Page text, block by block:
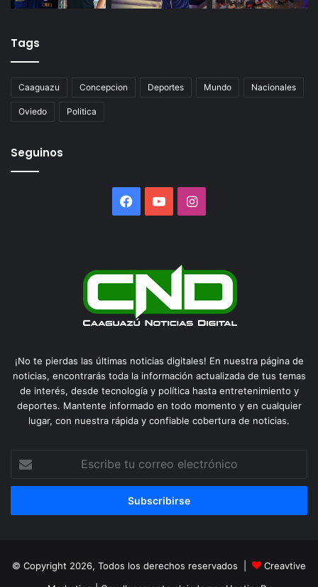
Tags
Caaguazu Concepcion Deportes Mundo Nacionales
Oviedo Politica
Seguinos
Facebook
YouTubeInstagram
¡No te pierdas las últimas noticias digitales! En nuestra página de
noticias, encontrarás toda la información actualizada de tus temas
de interés, desde tecnología y política hasta entretenimiento y
deportes. Mantente informado en todo momento y en cualquier
lugar, con nuestra rápida y confiable cobertura de noticias.
correo
© Copyright 2026, Todos los derechos reservados |
Creavtive